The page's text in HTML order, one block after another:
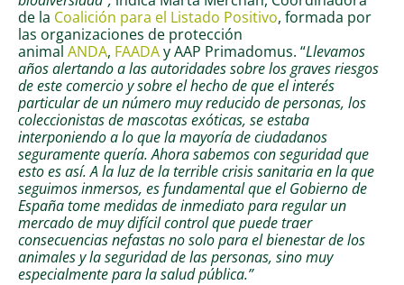
de la Coalición para el Listado Positivo, formada por
las organizaciones de protección
animal ANDA, FAADAy AAP Primadomus. “Llevamos
años alertando a las autoridades sobre los graves riesgos
de este comercio y sobre el hecho de que el interés
particular de un número muy reducido de personas, los
coleccionistas de mascotas exóticas, se estaba
interponiendo a lo que la mayoría de ciudadanos
seguramente quería. Ahora sabemos con seguridad que
esto es así. A la luz de la terrible crisis sanitaria en la que
seguimos inmersos, es fundamental que el Gobierno de
España tome medidas de inmediato para regular un
mercado de muy difícil control que puede traer
consecuencias nefastas no solo para el bienestar de los
animales y la seguridad de las personas, sino muy
especialmente para la salud pública.”